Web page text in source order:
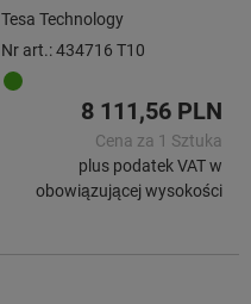
Tesa Technology
Nr art.: 434716 T10
8 111,56 PLN
Cena za 1 Sztuka
plus podatek VAT w
obowiązującej wysokości